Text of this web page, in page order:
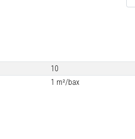
10
1 m²/bax